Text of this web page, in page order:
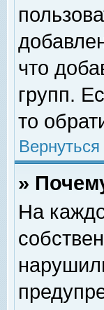
что
групп.
то
»
На